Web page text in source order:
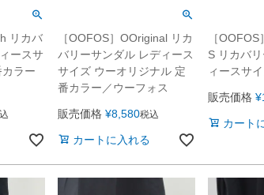
リカバ
ースサ
ラー
［OOFOS］OOriginal リカ
バリーサンダル レディース
サイズ ウーオリジナル 定
番カラー／ウーフォス
販売価格 ¥8,580税込
カートに入れる
［
S リカバ
ィースサ
販売価格 ¥
カート